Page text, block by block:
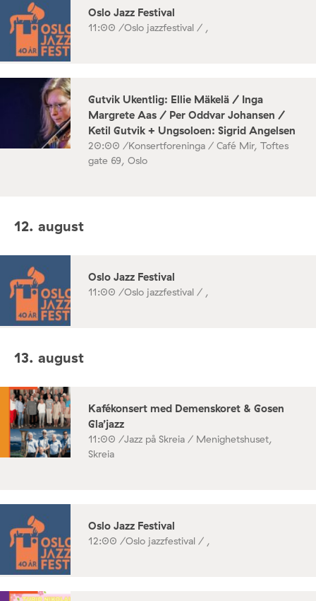
Oslo Jazz Festival
11:00 /Oslo jazzfestival / ,
Gutvik Ukentlig: Ellie Mäkelä / Inga
Margrete Aas / Per Oddvar Johansen /
Ketil Gutvik + Ungsoloen: Sigrid Angelsen
20:00 /Konsertforeninga / Café Mir, Toftes
gate 69, Oslo
12. august
Oslo Jazz Festival
11:00 /Oslo jazzfestival / ,
13. august
Kafékonsert med Demenskoret & Gosen
Gla’jazz
11:00 /Jazz på Skreia / Menighetshuset,
Skreia
Oslo Jazz Festival
12:00 /Oslo jazzfestival / ,